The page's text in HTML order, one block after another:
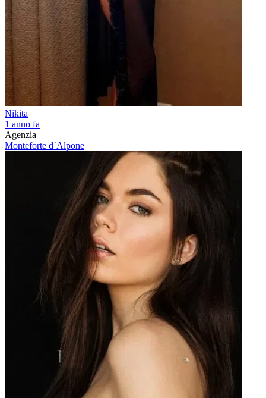
Nikita
1 anno fa
Agenzia
Monteforte d`Alpone